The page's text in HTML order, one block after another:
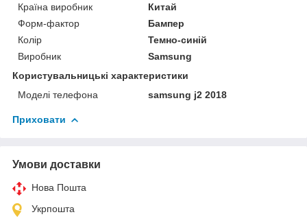
Країна виробник
Китай
Форм-фактор
Бампер
Колір
Темно-синій
Виробник
Samsung
Користувальницькі характеристики
Моделі телефона
samsung j2 2018
Приховати
Умови доставки
Нова Пошта
Укрпошта